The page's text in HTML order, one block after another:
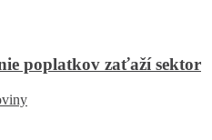
poplatkov zaťaží sektor